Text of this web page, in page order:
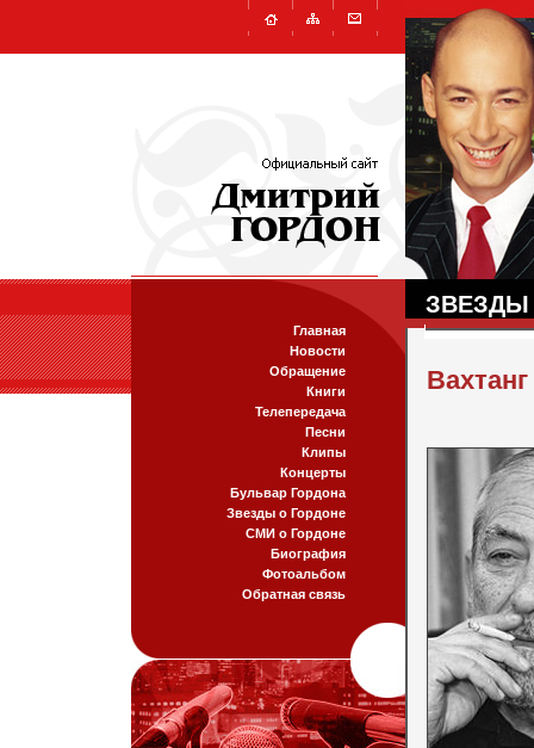
Главная
Новости
Обращение
Книги
Телепередача
Песни
Клипы
Концерты
Бульвар Гордона
Звезды о Гордоне
СМИ о Гордоне
Биография
Фотоальбом
Обратная связь
ЗВЕЗДЫ